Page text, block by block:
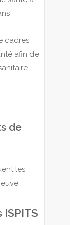
cadres
afin de
de
les